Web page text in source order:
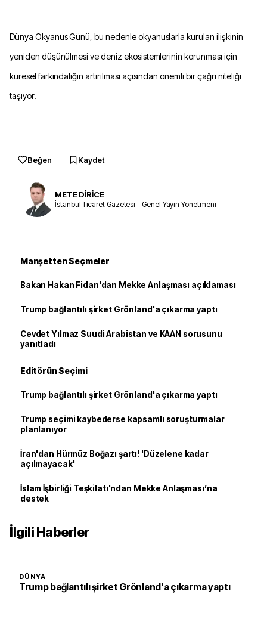
Dünya Okyanus Günü, bu nedenle okyanuslarla kurulan ilişkinin
yeniden düşünülmesi ve deniz ekosistemlerinin korunması için
küresel farkındalığın artırılması açısından önemli bir çağrı niteliği
taşıyor.
Beğen Kaydet
METE DİRİCE
İstanbul Ticaret Gazetesi – Genel Yayın Yönetmeni
Manşetten Seçmeler
Bakan Hakan Fidan'dan Mekke Anlaşması açıklaması
Trump bağlantılı şirket Grönland'a çıkarma yaptı
Cevdet Yılmaz Suudi Arabistan ve KAAN sorusunu
yanıtladı
Editörün Seçimi
Trump bağlantılı şirket Grönland'a çıkarma yaptı
Trump seçimi kaybederse kapsamlı soruşturmalar
planlanıyor
İran'dan Hürmüz Boğazı şartı! 'Düzelene kadar
açılmayacak'
İslam İşbirliği Teşkilatı'ndan Mekke Anlaşması’na
destek
İlgili Haberler
DÜNYA
Trump bağlantılı şirket Grönland'a çıkarma yaptı